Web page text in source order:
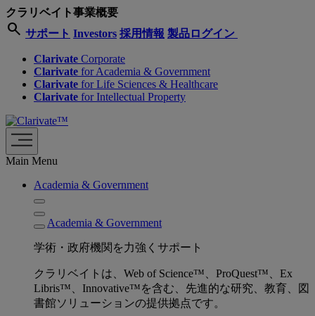
クラリベイト事業概要
search サポート Investors 採用情報 製品ログイン
Clarivate Corporate
Clarivate for Academia & Government
Clarivate for Life Sciences & Healthcare
Clarivate for Intellectual Property
Main Menu
Academia & Government
Academia & Government
学術・政府機関を力強くサポート
クラリベイトは、Web of Science™、ProQuest™、Ex
Libris™、Innovative™を含む、先進的な研究、教育、図
書館ソリューションの提供拠点です。